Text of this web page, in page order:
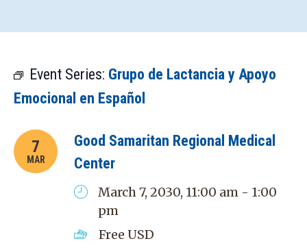
Event Series: Grupo de Lactancia y Apoyo
Emocional en Español
7
MAR
Good Samaritan Regional Medical
Center
March 7, 2030, 11:00 am - 1:00
pm
Free USD